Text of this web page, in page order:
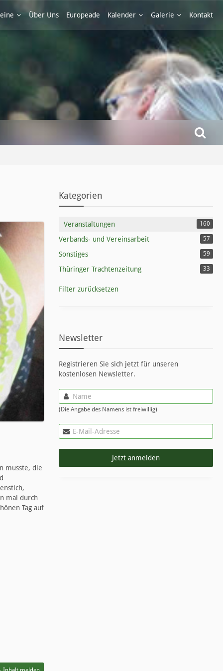
Über Uns Europeade Kalender Galerie Kontakt
musste, die
mal durch
Tag auf
Kategorien
Veranstaltungen 160
Verbands- und Vereinsarbeit 57
Sonstiges 59
Thüringer Trachtenzeitung 33
Filter zurücksetzen
Newsletter
Registrieren Sie sich jetzt für unseren
kostenlosen Newsletter.
(Die Angabe des Namens ist freiwillig)
Jetzt anmelden